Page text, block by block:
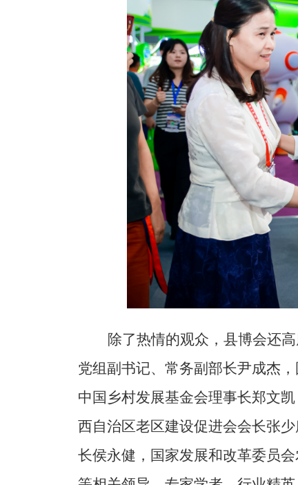
除了热情的观众，县博会还
党组副书记、常务副部长尹成杰
中国乡村发展基金会理事长郑文
西自治区老区建设促进会会长张
长侯永健，国家发展和改革委员